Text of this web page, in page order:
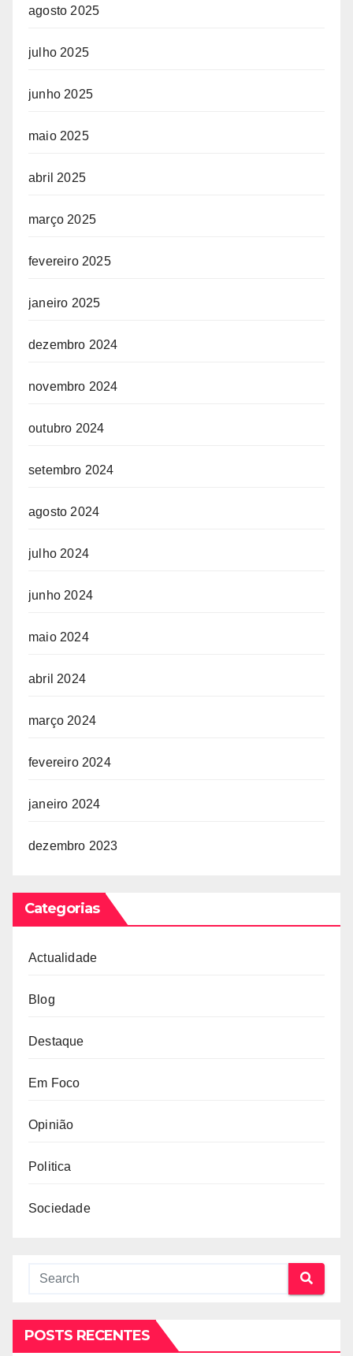
agosto 2025
julho 2025
junho 2025
maio 2025
abril 2025
março 2025
fevereiro 2025
janeiro 2025
dezembro 2024
novembro 2024
outubro 2024
setembro 2024
agosto 2024
julho 2024
junho 2024
maio 2024
abril 2024
março 2024
fevereiro 2024
janeiro 2024
dezembro 2023
Categorias
Actualidade
Blog
Destaque
Em Foco
Opinião
Politica
Sociedade
POSTS RECENTES